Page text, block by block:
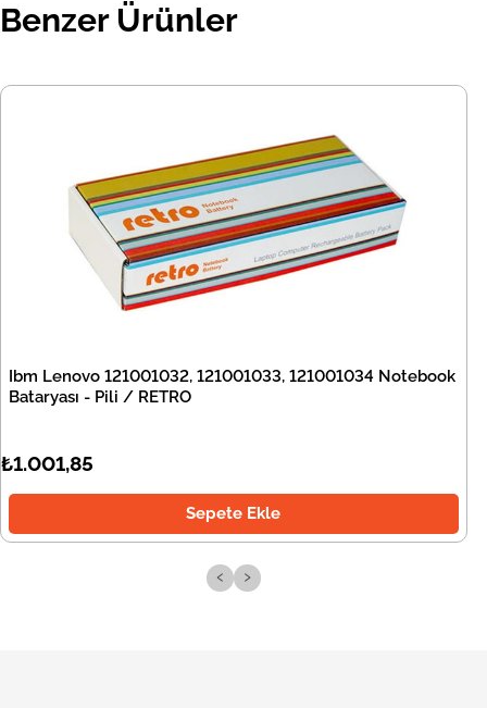
Benzer Ürünler
Ibm Lenovo 121001032, 121001033, 121001034 Notebook
Bataryası - Pili / RETRO
₺1.001,85
Sepete Ekle
‹ ›